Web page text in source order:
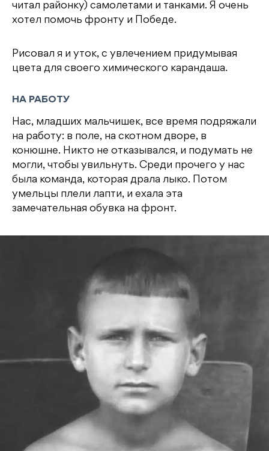
читал районку) самолетами и танками. Я очень
хотел помочь фронту и Победе.
Рисовал я и уток, с увлечением придумывая
цвета для своего химического карандаша.
НА РАБОТУ
Нас, младших мальчишек, все время подряжали
на работу: в поле, на скотном дворе, в
конюшне. Никто не отказывался, и подумать не
могли, чтобы увильнуть. Среди прочего у нас
была команда, которая драла лыко. Потом
умельцы плели лапти, и ехала эта
замечательная обувка на фронт.